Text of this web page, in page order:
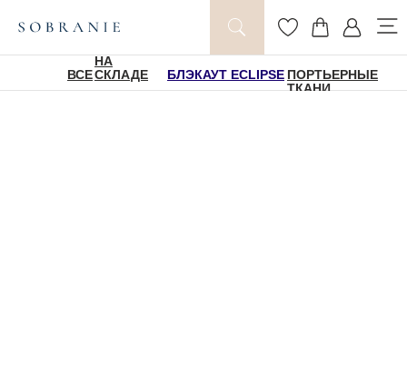
ВСЕ
НА
СКЛАДЕ
БЛЭКАУТ ECLIPSE ПОРТЬЕРНЫЕ
ТКАНИ